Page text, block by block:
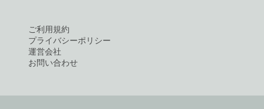
ご利用規約
プライバシーポリシー
運営会社
お問い合わせ